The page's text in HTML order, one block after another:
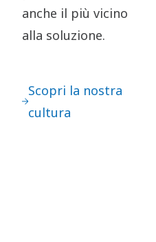
anche il più vicino
alla soluzione.
Scopri la nostra
cultura